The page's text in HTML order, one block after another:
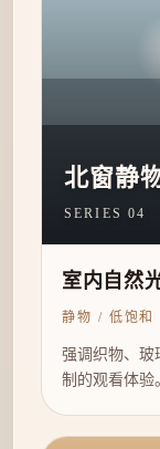
北窗静
SERIES 04
室内自然
静物 / 低饱和
强调织物、玻
制的观看体验